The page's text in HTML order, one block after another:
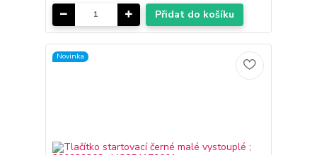
Přidat do košíku
Novinka